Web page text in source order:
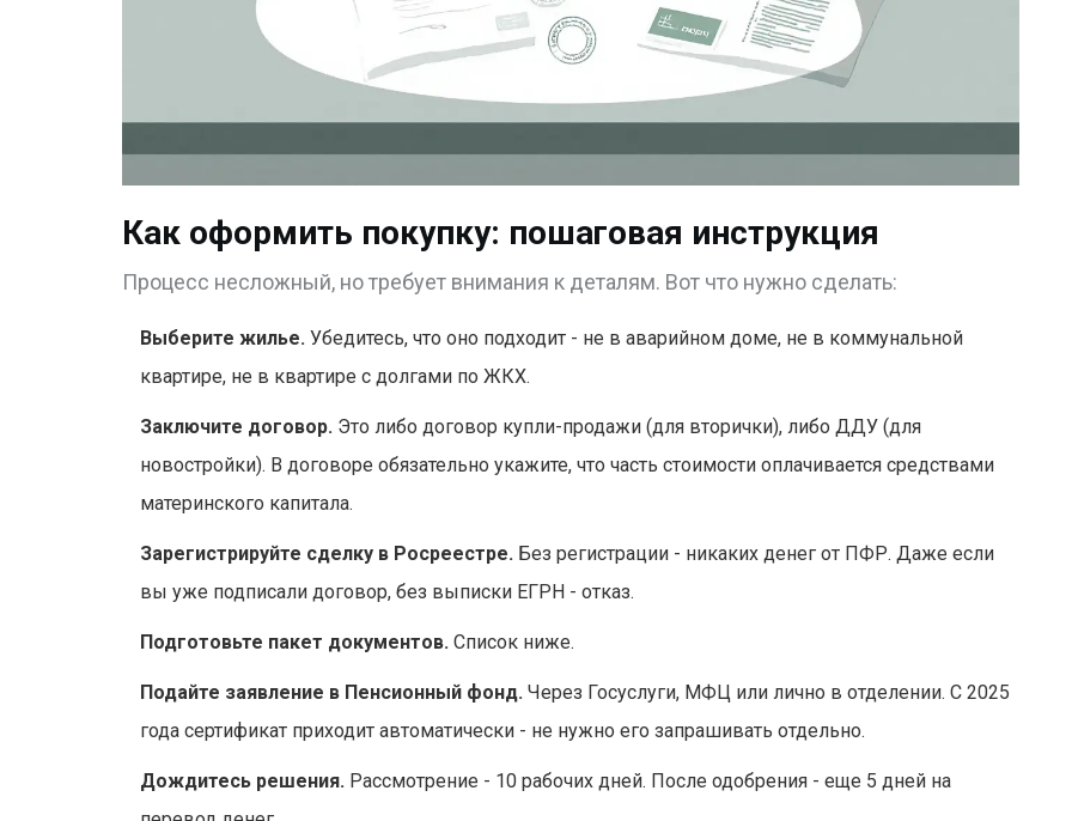
Как оформить покупку: пошаговая инструкция
Процесс несложный, но требует внимания к деталям. Вот что нужно сделать:
Выберите жилье. Убедитесь, что оно подходит - не в аварийном доме, не в коммунальной
квартире, не в квартире с долгами по ЖКХ.
Заключите договор. Это либо договор купли-продажи (для вторички), либо ДДУ (для
новостройки). В договоре обязательно укажите, что часть стоимости оплачивается средствами
материнского капитала.
Зарегистрируйте сделку в Росреестре. Без регистрации - никаких денег от ПФР. Даже если
вы уже подписали договор, без выписки ЕГРН - отказ.
Подготовьте пакет документов. Список ниже.
Подайте заявление в Пенсионный фонд. Через Госуслуги, МФЦ или лично в отделении. С 2025
года сертификат приходит автоматически - не нужно его запрашивать отдельно.
Дождитесь решения. Рассмотрение - 10 рабочих дней. После одобрения - еще 5 дней на